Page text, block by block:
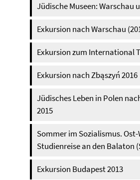
Jüdische Museen: Warschau
Exkursion nach Warschau
Exkursion zum International
Exkursion nach Zbąszyń 2016
Jüdisches Leben in Polen
2015
Sommer im Sozialismus.
Studienreise an den Balaton
Exkursion Budapest 2013